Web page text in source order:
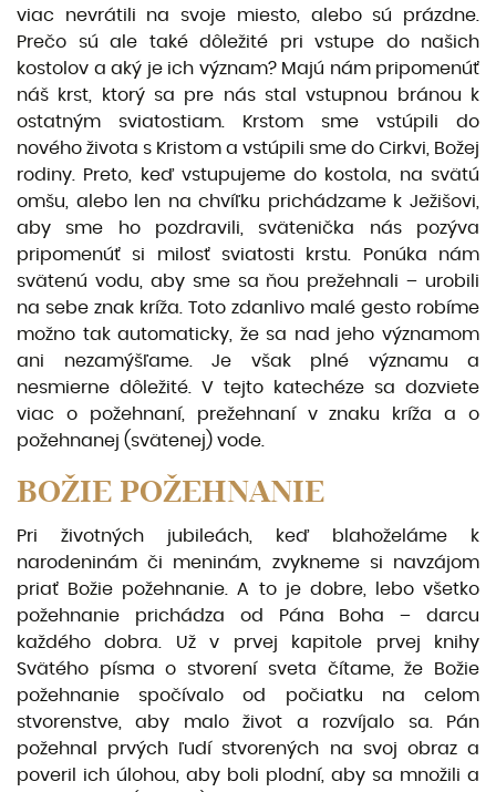
viac nevrátili na svoje miesto, alebo sú prázdne.
Prečo sú ale také dôležité pri vstupe do našich
kostolov a aký je ich význam? Majú nám pripomenúť
náš krst, ktorý sa pre nás stal vstupnou bránou k
ostatným sviatostiam. Krstom sme vstúpili do
nového života s Kristom a vstúpili sme do Cirkvi, Božej
rodiny. Preto, keď vstu­pujeme do kostola, na svätú
omšu, alebo len na chvíľku prichádzame k Ježišovi,
aby sme ho pozdravili, svätenička nás pozýva
pripomenúť si milosť sviatosti krstu. Ponúka nám
svätenú vodu, aby sme sa ňou prežehnali – urobili
na sebe znak kríža. Toto zdanlivo malé gesto robíme
možno tak automaticky, že sa nad jeho významom
ani nezamýšľame. Je však plné významu a
nesmierne dôležité. V tejto katechéze sa dozviete
viac o požehnaní, prežehnaní v znaku kríža a o
požehnanej (svätenej) vode.
BOŽIE POŽEHNANIE
Pri životných jubileách, keď blahoželáme k
narodeninám či meninám, zvykneme si navzájom
priať Bo­žie požehnanie. A to je dobre, lebo všetko
požehnanie prichádza od Pána Boha – darcu
každého dobra. Už v prvej kapitole prvej knihy
Svätého písma o stvorení sveta čítame, že Božie
požehnanie spočívalo od počiatku na celom
stvorenstve, aby malo život a rozvíjalo sa. Pán
požehnal prvých ľudí stvorených na svoj obraz a
poveril ich úlohou, aby boli plodní, aby sa množili a